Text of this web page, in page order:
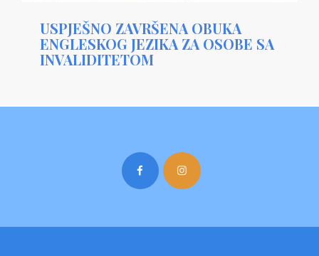
USPJEŠNO ZAVRŠENA OBUKA
ENGLESKOG JEZIKA ZA OSOBE SA
INVALIDITETOM